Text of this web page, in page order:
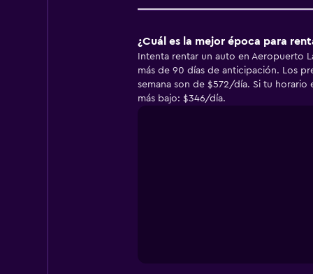
¿Cuál es la mejor época para
Intenta rentar un auto en Aeropuerto
más de 90 días de anticipación. Los
semana son de $572/día. Si tu
más bajo: $346/día.